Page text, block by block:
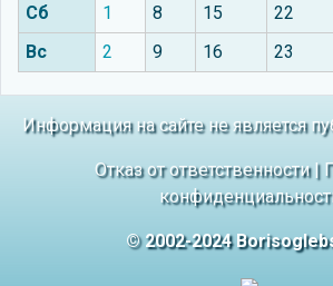
Сб
1 8 15 22
Вс
2 9 16 23
Информация на сайте не является
Отказ от ответственности|
© 2002-2024